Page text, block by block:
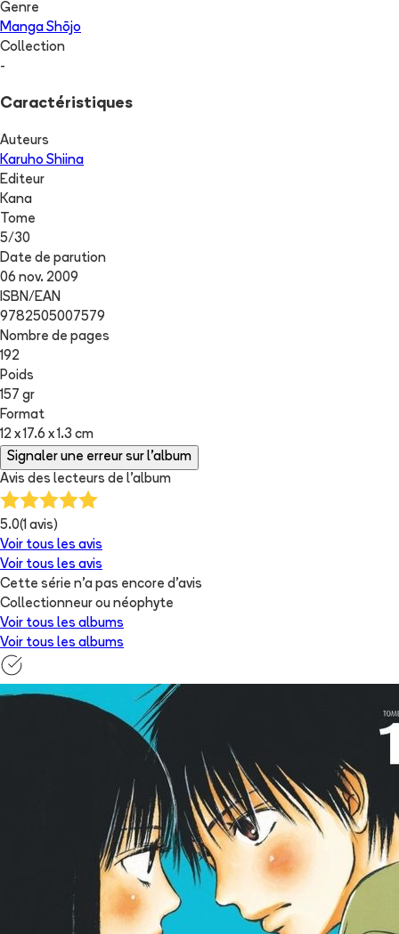
Genre
Manga Shōjo
Collection
-
Caractéristiques
Auteurs
Karuho Shiina
Editeur
Kana
Tome
5/30
Date de parution
06 nov. 2009
ISBN/EAN
9782505007579
Nombre de pages
192
Poids
157 gr
Format
12 x 17.6 x 1.3 cm
Signaler une erreur sur l'album
Avis des lecteurs de l'album
5.0(1 avis)
Voir tous les avis
Voir tous les avis
Cette série n'a pas encore d'avis
Collectionneur ou néophyte
Voir tous les albums
Voir tous les albums